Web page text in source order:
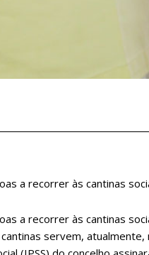
a recorrer às cantinas
a recorrer às cantinas
cantinas servem,